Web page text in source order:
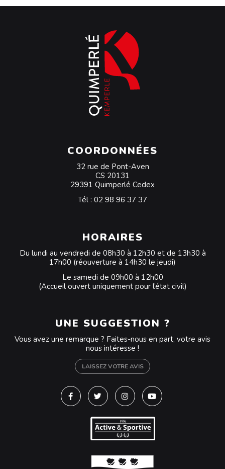
COORDONNÉES
32 rue de Pont-Aven
CS 20131
29391 Quimperlé Cedex
Tél : 02 98 96 37 37
HORAIRES
Du lundi au vendredi de 08h30 à 12h30 et de 13h30 à
17h00 (réouverture à 14h30 le jeudi)
Le samedi de 09h00 à 12h00
(Accueil ouvert uniquement pour l’état civil)
UNE SUGGESTION ?
Vous avez une remarque ? Faites-nous en part, votre avis
nous intéresse !
LAISSEZ VOTRE AVIS
Lien vers le compte Facebook
Lien vers le compte Twitter
Lien vers le compte
Lien vers la chaîne